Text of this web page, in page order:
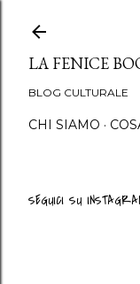
LA FENICE
BLOG CULTURALE
CHI SIAMO
SEGUICI SU